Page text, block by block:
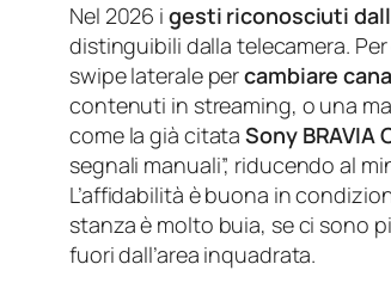
Nel 2026 i gesti riconosciuti
distinguibili dalla telecamera.
swipe laterale percambiare
contenuti in streaming, o una
come la già citataSony BRAVIA
segnali manuali”, riducendo al
L’affidabilità è buona in
stanza è molto buia, se ci sono
fuori dall’area inquadrata.